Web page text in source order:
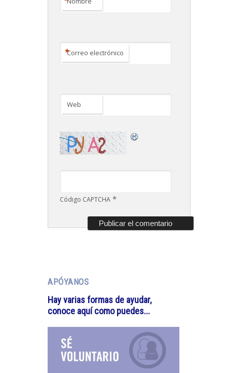
Correo electrónico
*
Web
Código CAPTCHA *
APÓYANOS
Hay varias formas de ayudar,
conoce aquí como puedes...